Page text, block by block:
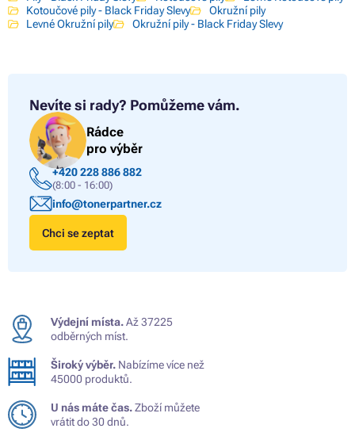
Kotoučové pily - Black Friday Slevy
Okružní pily
Levné Okružní pily
Okružní pily - Black Friday Slevy
Nevíte si rady? Pomůžeme vám.
Rádce
pro výběr
+420 228 886 882
(8:00 - 16:00)
info@tonerpartner.cz
Chci se zeptat
Výdejní místa.Až 37225
odběrných míst.
Široký výběr. Nabízíme více než
45000 produktů.
U nás máte čas.Zboží můžete
vrátit do 30 dnů.